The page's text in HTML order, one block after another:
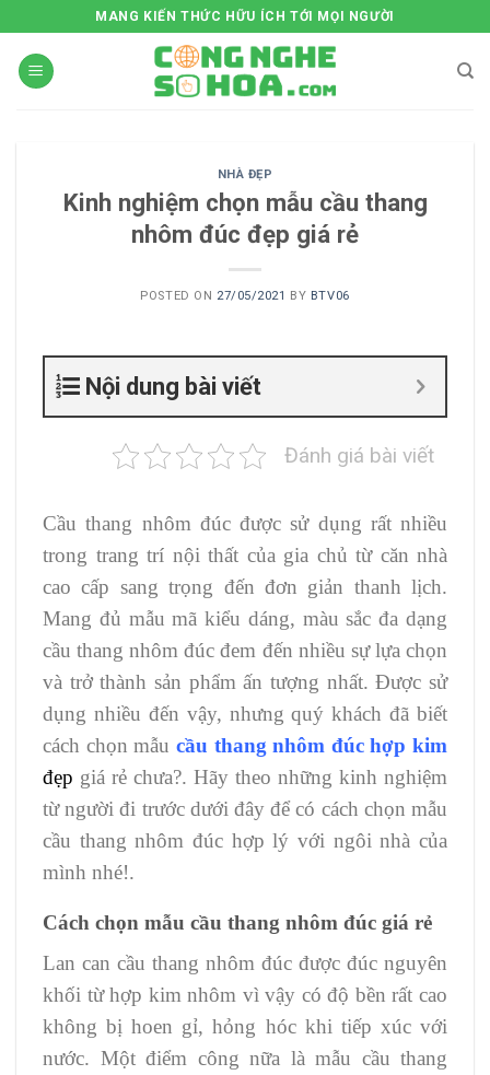
to
content
MANG KIẾN THỨC HỮU ÍCH TỚI MỌI NGƯỜI
NHÀ ĐẸP
Kinh nghiệm chọn mẫu cầu thang
nhôm đúc đẹp giá rẻ
POSTED ON 27/05/2021 BY BTV06
Nội dung bài viết
Đánh giá bài viết
Cầu thang nhôm đúc được sử dụng rất nhiều
trong trang trí nội thất của gia chủ từ căn nhà
cao cấp sang trọng đến đơn giản thanh lịch.
Mang đủ mẫu mã kiểu dáng, màu sắc đa dạng
cầu thang nhôm đúc đem đến nhiều sự lựa chọn
và trở thành sản phẩm ấn tượng nhất. Được sử
dụng nhiều đến vậy, nhưng quý khách đã biết
cách chọn mẫu cầu thang nhôm đúc hợp kim
đẹp giá rẻ chưa?. Hãy theo những kinh nghiệm
từ người đi trước dưới đây để có cách chọn mẫu
cầu thang nhôm đúc hợp lý với ngôi nhà của
mình nhé!.
Cách chọn mẫu cầu thang nhôm đúc giá rẻ
Lan can cầu thang nhôm đúc được đúc nguyên
khối từ hợp kim nhôm vì vậy có độ bền rất cao
không bị hoen gỉ, hỏng hóc khi tiếp xúc với
nước. Một điểm công nữa là mẫu cầu thang